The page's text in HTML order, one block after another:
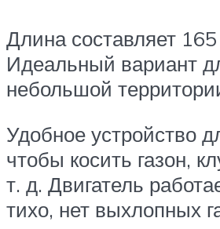
Длина составляет
Идеальный вариант
небольшой
Удобное устройство
чтобы косить газон,
т. д. Двигатель
тихо, нет выхлопных